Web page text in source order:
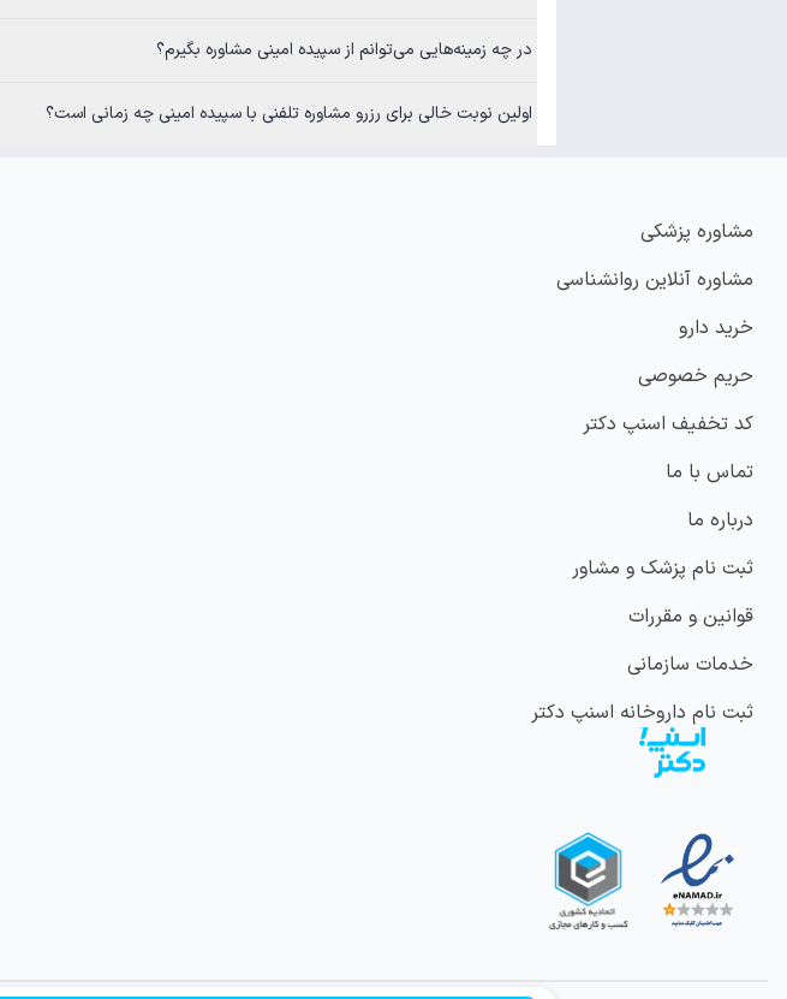
در چه زمینه‌هایی می‌توانم از سپیده امینی مشاوره بگیرم؟
اولین نوبت خالی برای رزرو مشاوره تلفنی با سپیده امینی چه زمانی است؟
مشاوره پزشکی
مشاوره آنلاین روانشناسی
خرید دارو
حریم خصوصی
کد تخفیف اسنپ دکتر
تماس با ما
درباره ما
ثبت نام پزشک و مشاور
قوانین و مقررات
خدمات سازمانی
ثبت نام داروخانه اسنپ دکتر